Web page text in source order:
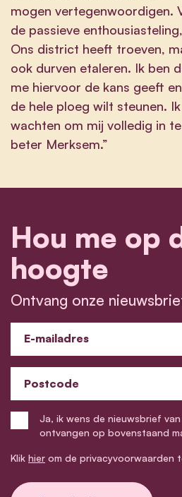
mogen vertegenwoordigen.
de passieve
Ons district heeft troeven,
ook durven etaleren. Ik ben
me hiervoor de kans geeft
de hele ploeg wilt steunen.
wachten om mij volledig in
beter Merksem.”
Hou me op
hoogte
Ontvang onze
E-mailadres
Postcode
Ja, ik wens de nieuwsbrief
ontvangen op bovenstaand
Klik hier om de privacyvoorwaarden